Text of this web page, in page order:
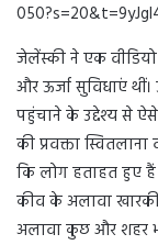
जेलेंस्की ने एक वीडियो
और ऊर्जा सुविधाएं
पहुंचाने के उद्देश्य से
की प्रवक्ता
कि लोग हताहत हुए हैं
कीव के अलावा
अलावा कुछ और शहर